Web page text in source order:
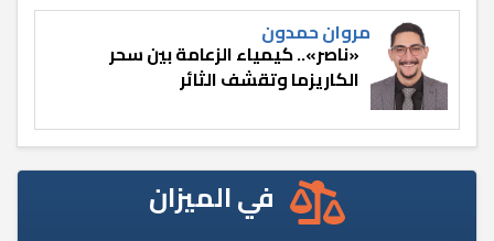
مروان حمدون
«ناصر».. كيمياء الزعامة بين سحر
الكاريزما وتقشف الثائر
في الميزان